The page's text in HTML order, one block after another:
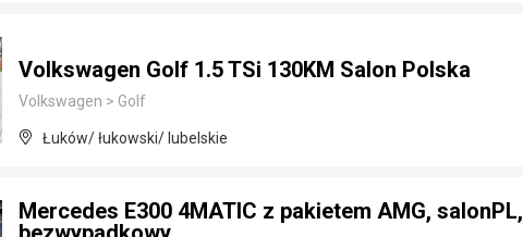
Volkswagen Golf 1.5 TSi 130KM Salon Polska
Volkswagen > Golf
Łuków/ łukowski/ lubelskie
Mercedes E300 4MATIC z pakietem AMG, salonPL,